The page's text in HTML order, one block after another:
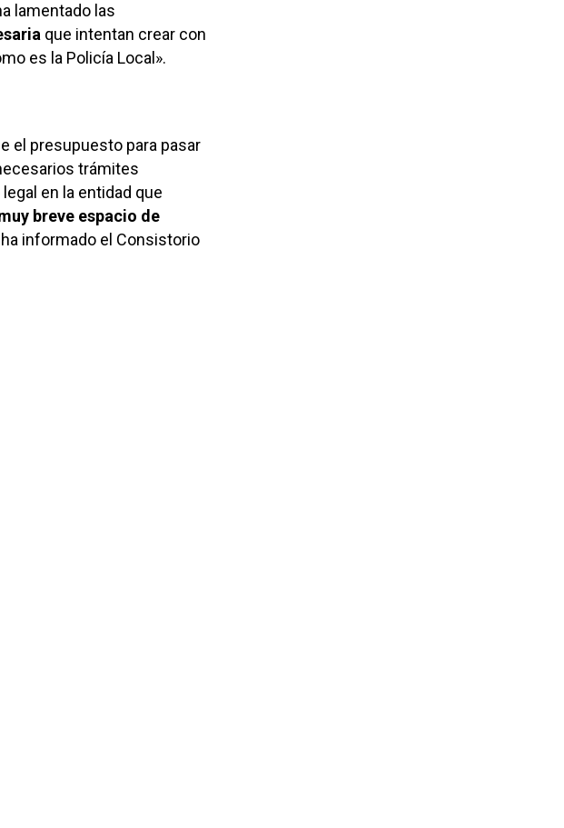
lamentado las
que intentan crear con
es la Policía Local».
el presupuesto para pasar
trámites
en la entidad que
breve espacio de
informado el Consistorio